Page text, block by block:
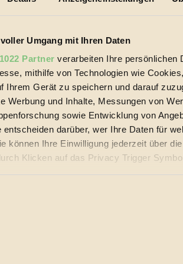
Umgang mit Ihren Daten
Partner verarbeiten Ihre persönlichen
mithilfe von Technologien wie
Ihrem Gerät zu speichern und darauf
Werbung und Inhalte, Messungen von
sowie Entwicklung von
entscheiden darüber, wer Ihre Daten für
können Ihre Einwilligung jederzeit über
Klicken auf das Privacy Trigger
würden wir auch gerne:
durch aktives Scannen nach bestimmten
nachhaltigen Lebensstil und bewussten
eine moderne Plattform für Ideen, Menschen
des Fair-Trade sowie der Branche